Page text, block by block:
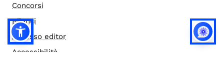
Concorsi
Bilanci
Accesso editor
Accessibilità